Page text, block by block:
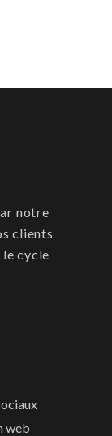
notre
clients
cycle
web